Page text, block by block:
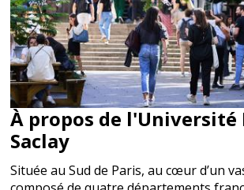
À propos de l'Université
Saclay
Située au Sud de Paris, au cœur d’un